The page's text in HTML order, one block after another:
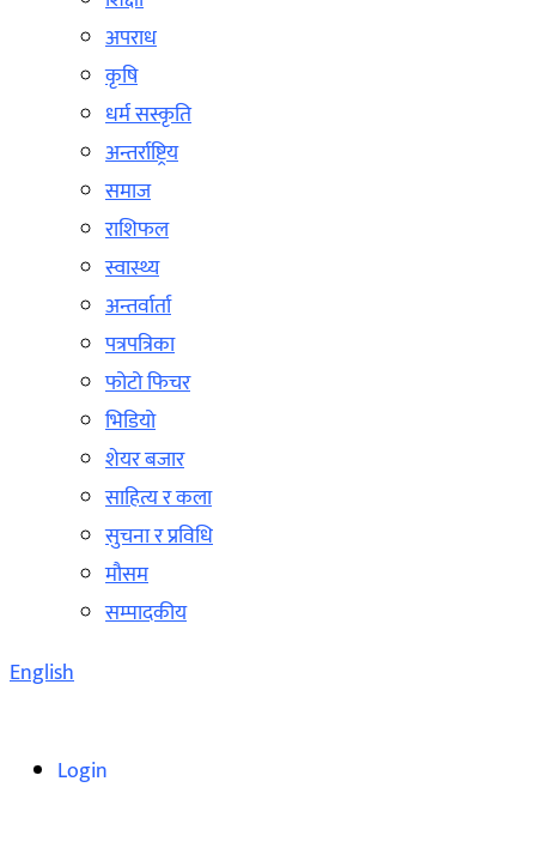
अपराध
कृषि
धर्म सस्कृति
अन्तर्राष्ट्रिय
समाज
राशिफल
स्वास्थ्य
अन्तर्वार्ता
पत्रपत्रिका
फोटो फिचर
भिडियो
शेयर बजार
साहित्य र कला
सुचना र प्रविधि
मौसम
सम्पादकीय
English
Login